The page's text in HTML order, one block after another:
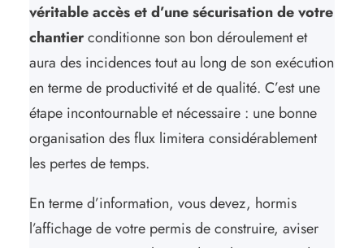
véritable accès et d’une sécurisation de votre
chantierconditionne son bon déroulement et
aura des incidences tout au long de son exécution
en terme de productivité et de qualité. C’est une
étape incontournable et nécessaire : une bonne
organisation des flux limitera considérablement
les pertes de temps.
En terme d’information, vous devez, hormis
l’affichage de votre permis de construire, aviser